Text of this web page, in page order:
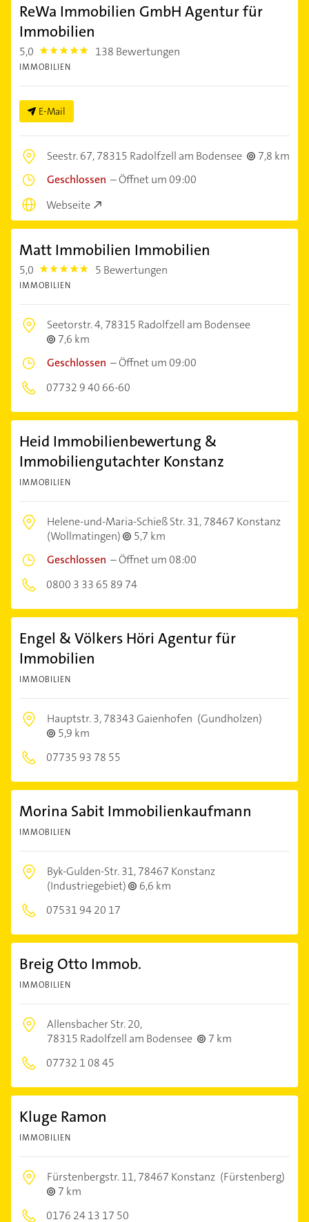
ReWa Immobilien GmbH Agentur für
Immobilien
5,0 5.0 138 Bewertungen
IMMOBILIEN
E-Mail
Seestr. 67,78315 Radolfzell am Bodensee
7,8 km
Geschlossen –Öffnet um 09:00
Webseite
Matt Immobilien Immobilien
5,0 5.0 5 Bewertungen
IMMOBILIEN
Seetorstr. 4,78315 Radolfzell am Bodensee
7,6 km
Geschlossen –Öffnet um 09:00
07732 9 40 66-60
Heid Immobilienbewertung &
Immobiliengutachter Konstanz
IMMOBILIEN
Helene-und-Maria-Schieß Str. 31,78467 Konstanz
(Wollmatingen)
5,7 km
Geschlossen –Öffnet um 08:00
0800 3 33 65 89 74
Engel & Völkers Höri Agentur für
Immobilien
IMMOBILIEN
Hauptstr. 3,78343 Gaienhofen (Gundholzen)
5,9 km
07735 93 78 55
Morina Sabit Immobilienkaufmann
IMMOBILIEN
Byk-Gulden-Str. 31,78467 Konstanz
(Industriegebiet)
6,6 km
07531 94 20 17
Breig Otto Immob.
IMMOBILIEN
Allensbacher Str. 20,
78315 Radolfzell am Bodensee
7 km
07732 1 08 45
Kluge Ramon
IMMOBILIEN
Fürstenbergstr. 11,78467 Konstanz (Fürstenberg)
7 km
0176 24 13 17 50